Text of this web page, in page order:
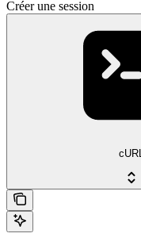
Créer une session